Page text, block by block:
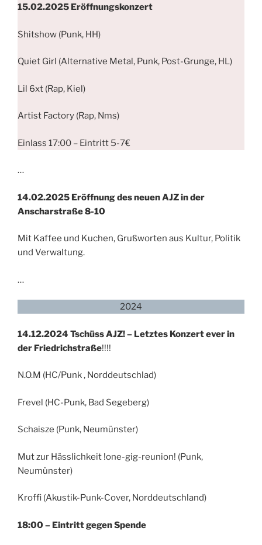
15.02.2025 Eröffnungskonzert
Shitshow (Punk, HH)
Quiet Girl (Alternative Metal, Punk, Post-Grunge, HL)
Lil 6xt (Rap, Kiel)
Artist Factory (Rap, Nms)
Einlass 17:00 – Eintritt 5-7€
…
14.02.2025 Eröffnung des neuen AJZ in der
Anscharstraße 8-10
Mit Kaffee und Kuchen, Grußworten aus Kultur, Politik
und Verwaltung.
…
2024
14.12.2024 Tschüss AJZ! – Letztes Konzert ever in
der Friedrichstraße!!!!
N.O.M (HC/Punk , Norddeutschlad)
Frevel (HC-Punk, Bad Segeberg)
Schaisze (Punk, Neumünster)
Mut zur Hässlichkeit !one-gig-reunion! (Punk,
Neumünster)
Kroffi (Akustik-Punk-Cover, Norddeutschland)
18:00 – Eintritt gegen Spende